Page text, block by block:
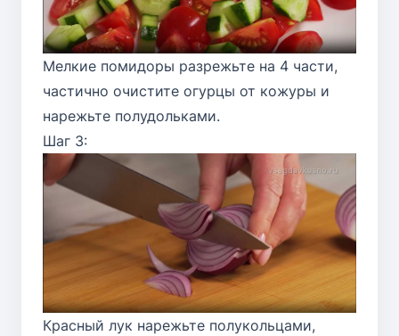
Мелкие помидоры разрежьте на 4 части,
частично очистите огурцы от кожуры и
нарежьте полудольками.
Шаг 3:
Красный лук нарежьте полукольцами,